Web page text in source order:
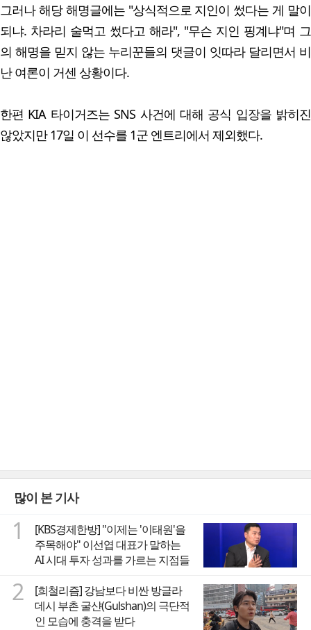
그러나 해당 해명글에는 "상식적으로 지인이 썼다는 게 말이
되냐. 차라리 술먹고 썼다고 해라", "무슨 지인 핑계냐"며 그
의 해명을 믿지 않는 누리꾼들의 댓글이 잇따라 달리면서 비
난 여론이 거센 상황이다.
한편 KIA 타이거즈는 SNS 사건에 대해 공식 입장을 밝히진
않았지만 17일 이 선수를 1군 엔트리에서 제외했다.
많이 본 기사
1
[KBS경제한방] "이제는 '이태원'을
주목해야" 이선엽 대표가 말하는
AI 시대 투자 성과를 가르는 지점들
2
[희철리즘] 강남보다 비싼 방글라
데시 부촌 굴샨(Gulshan)의 극단적
인 모습에 충격을 받다